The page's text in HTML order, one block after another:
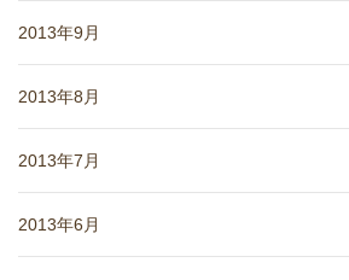
2013年9月
2013年8月
2013年7月
2013年6月